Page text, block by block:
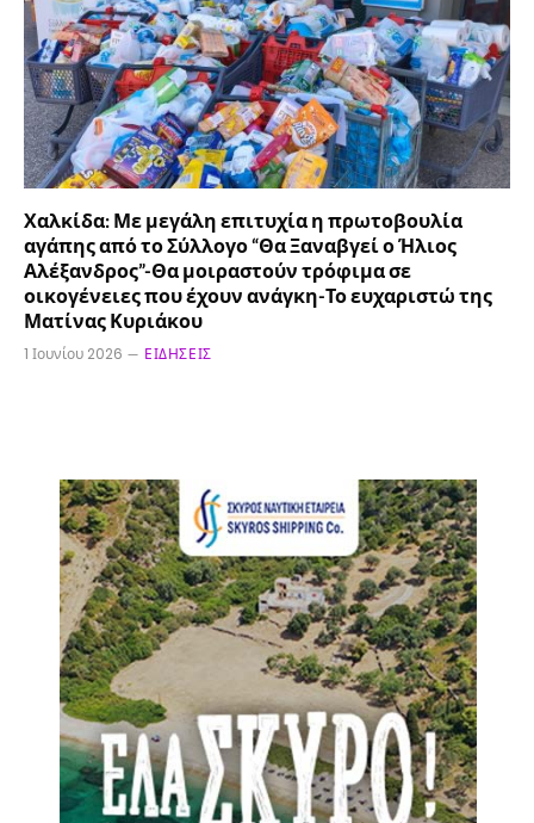
Χαλκίδα: Με μεγάλη επιτυχία η πρωτοβουλία
αγάπης από το Σύλλογο “Θα Ξαναβγεί ο Ήλιος
Αλέξανδρος”-Θα μοιραστούν τρόφιμα σε
οικογένειες που έχουν ανάγκη-Το ευχαριστώ της
Ματίνας Κυριάκου
1 Ιουνίου 2026 ΕΙΔΉΣΕΙΣ